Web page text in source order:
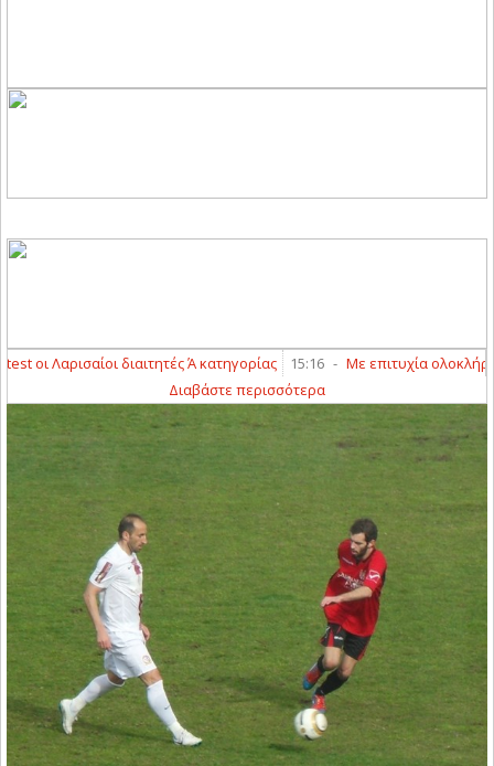
Λαρισαίοι διαιτητές Ά κατηγορίας 15:16 -
Με επιτυχία ολοκλήρωσαν
Διαβάστε περισσότερα